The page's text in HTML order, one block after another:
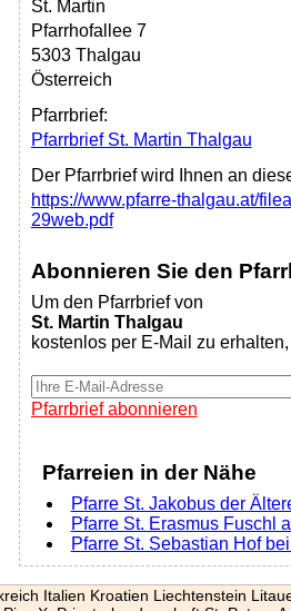
St. Martin
Pfarrhofallee 7
5303 Thalgau
Österreich
Pfarrbrief:
Pfarrbrief St. Martin Thalgau
Der Pfarrbrief wird Ihnen an
https://www.pfarre-thalgau.at/
29web.pdf
Abonnieren Sie den
Um den Pfarrbrief von
St. Martin Thalgau
kostenlos per E-Mail zu
Pfarrbrief abonnieren
Pfarreien in der Nähe
Pfarre St. Jakobus der
Pfarre St. Erasmus Fuschl
Pfarre St. Sebastian Hof
Italien Kroatien Liechtenstein